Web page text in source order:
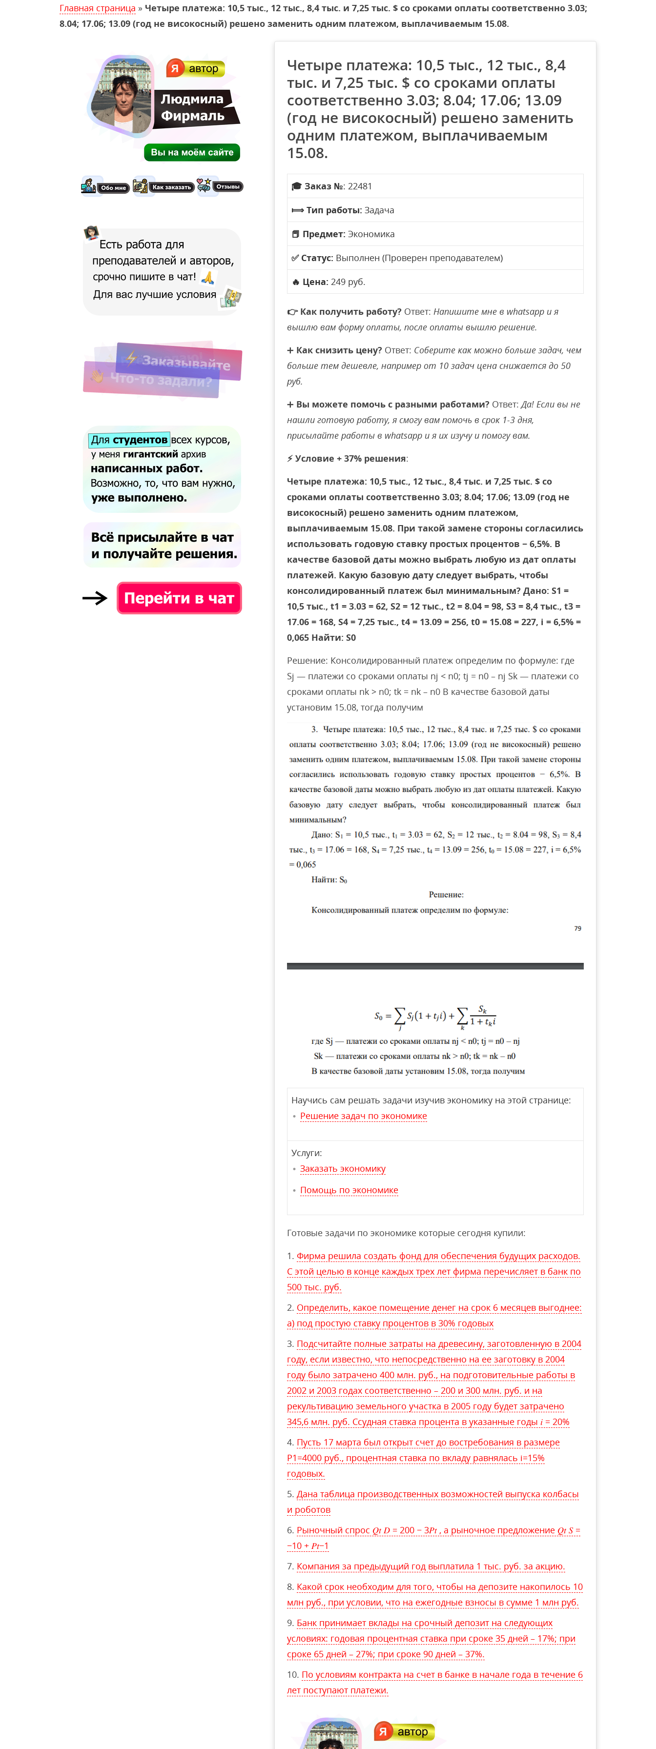
Главная страница » Четыре платежа: 10,5 тыс., 12 тыс., 8,4 тыс. и 7,25 тыс. $ со сроками оплаты соответственно 3.03;
8.04; 17.06; 13.09 (год не високосный) решено заменить одним платежом, выплачиваемым 15.08.
Четыре платежа: 10,5 тыс., 12 тыс., 8,4
тыс. и 7,25 тыс. $ со сроками оплаты
соответственно 3.03; 8.04; 17.06; 13.09
(год не високосный) решено заменить
одним платежом, выплачиваемым
15.08.
🎓 Заказ №: 22481
⟾ Тип работы: Задача
📕 Предмет: Экономика
✅ Статус: Выполнен (Проверен преподавателем)
🔥 Цена: 249 руб.
👉 Как получить работу? Ответ: Напишите мне в whatsapp и я
вышлю вам форму оплаты, после оплаты вышлю решение.
➕ Как снизить цену? Ответ: Соберите как можно больше задач, чем
больше тем дешевле, например от 10 задач цена снижается до 50
руб.
➕ Вы можете помочь с разными работами? Ответ:Да! Если вы не
нашли готовую работу, я смогу вам помочь в срок 1-3 дня,
присылайте работы в whatsapp и я их изучу и помогу вам.
⚡ Условие + 37% решения:
Четыре платежа: 10,5 тыс., 12 тыс., 8,4 тыс. и 7,25 тыс. $ со
сроками оплаты соответственно 3.03; 8.04; 17.06; 13.09 (год не
високосный) решено заменить одним платежом,
выплачиваемым 15.08. При такой замене стороны согласились
использовать годовую ставку простых процентов − 6,5%. В
качестве базовой даты можно выбрать любую из дат оплаты
платежей. Какую базовую дату следует выбрать, чтобы
консолидированный платеж был минимальным? Дано: S1 =
10,5 тыс., t1 = 3.03 = 62, S2 = 12 тыс., t2 = 8.04 = 98, S3 = 8,4 тыс., t3 =
17.06 = 168, S4 = 7,25 тыс., t4 = 13.09 = 256, t0 = 15.08 = 227, i = 6,5% =
0,065 Найти: S0
Решение: Консолидированный платеж определим по формуле: где
Sj — платежи со сроками оплаты nj < n0; tj = n0 – nj Sk — платежи со
сроками оплаты nk > n0; tk = nk – n0 В качестве базовой даты
установим 15.08, тогда получим
Научись сам решать задачи изучив экономику на этой странице:
Решение задач по экономике
Услуги:
Заказать экономику
Помощь по экономике
Готовые задачи по экономике которые сегодня купили:
Фирма решила создать фонд для обеспечения будущих расходов.
С этой целью в конце каждых трех лет фирма перечисляет в банк по
500 тыс. руб.
Определить, какое помещение денег на срок 6 месяцев выгоднее:
а) под простую ставку процентов в 30% годовых
Подсчитайте полные затраты на древесину, заготовленную в 2004
году, если известно, что непосредственно на ее заготовку в 2004
году было затрачено 400 млн. руб., на подготовительные работы в
2002 и 2003 годах соответственно – 200 и 300 млн. руб. и на
рекультивацию земельного участка в 2005 году будет затрачено
345,6 млн. руб. Ссудная ставка процента в указанные годы 𝑖 = 20%
Пусть 17 марта был открыт счет до востребования в размере
P1=4000 руб., процентная ставка по вкладу равнялась i=15%
годовых.
Дана таблица производственных возможностей выпуска колбасы
и роботов
Рыночный спрос 𝑄𝑡 𝐷 = 200 − 3𝑃𝑡 , а рыночное предложение 𝑄𝑡 𝑆 =
−10 + 𝑃𝑡−1
Компания за предыдущий год выплатила 1 тыс. руб. за акцию.
Какой срок необходим для того, чтобы на депозите накопилось 10
млн руб., при условии, что на ежегодные взносы в сумме 1 млн руб.
Банк принимает вклады на срочный депозит на следующих
условиях: годовая процентная ставка при сроке 35 дней – 17%; при
сроке 65 дней – 27%; при сроке 90 дней – 37%.
По условиям контракта на счет в банке в начале года в течение 6
лет поступают платежи.